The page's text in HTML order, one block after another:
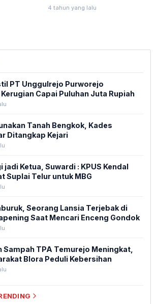
Anak Yatim Piatu
4 tahun yang lalu
PT Unggulrejo Purworejo
Capai Puluhan Juta Rupiah
Tanah Bengkok, Kades
Ditangkap Kejari
jadi Ketua, Suwardi : KPUS Kendal
Suplai Telur untuk MBG
Seorang Lansia Terjebak di
Saat Mencari Enceng Gondok
Sampah TPA Temurejo Meningkat,
Blora Peduli Kebersihan